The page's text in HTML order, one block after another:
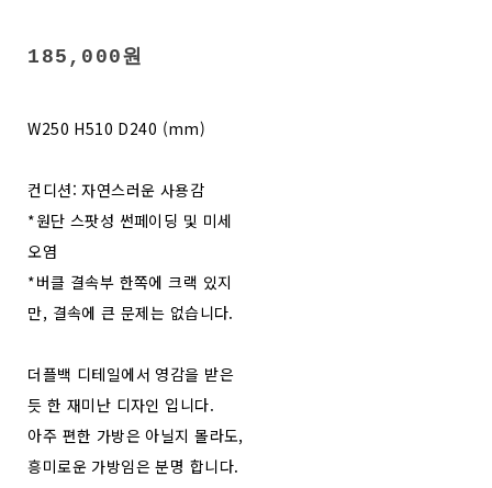
185,000원
W250 H510 D240 (mm)
컨디션: 자연스러운 사용감
*원단 스팟성 썬페이딩 및 미세
오염
*버클 결속부 한쪽에 크랙 있지
만, 결속에 큰 문제는 없습니다.
더플백 디테일에서 영감을 받은
듯 한 재미난 디자인 입니다.
아주 편한 가방은 아닐지 몰라도,
흥미로운 가방임은 분명 합니다.